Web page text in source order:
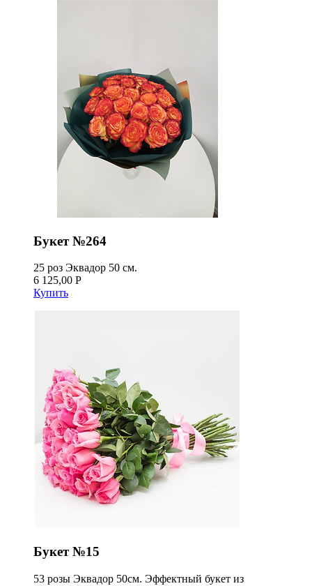
Букет №264
25 роз Эквадор 50 см.
6 125,00 Р
Купить
Букет №15
53 розы Эквадор 50см. Эффектный букет из